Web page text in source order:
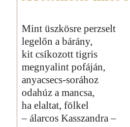
Mint üszkösre perzselt
legelőn a bárány,
kit csíkozott tigris
megnyalint pofáján,
anyacsecs-sorához
odahúz a mancsa,
ha elaltat, fölkel
– álarcos Kasszandra –